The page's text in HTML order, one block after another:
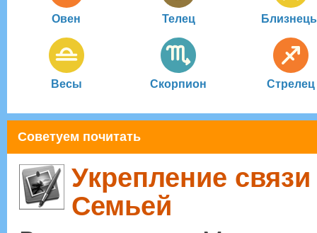
Овен Телец
Весы Скорпион Стрелец
Советуем почитать
Укрепление
Семьей